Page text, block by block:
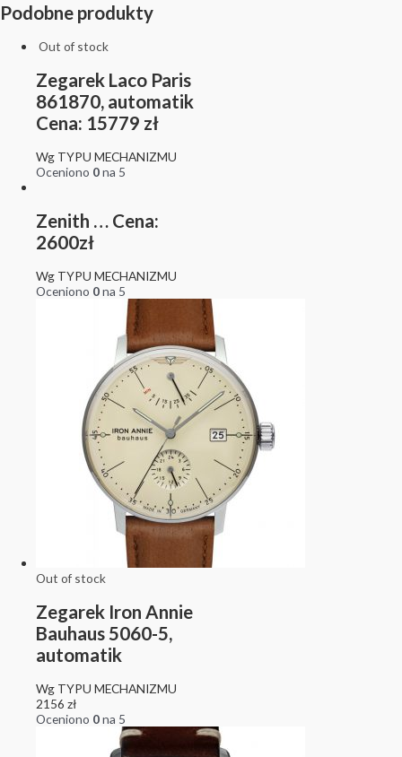
Podobne produkty
Out of stock
Zegarek Laco Paris
861870, automatik
Cena: 15779 zł
Wg TYPU MECHANIZMU
Oceniono 0na 5
Zenith … Cena:
2600zł
Wg TYPU MECHANIZMU
Oceniono 0na 5
Out of stock
Zegarek Iron Annie
Bauhaus 5060-5,
automatik
Wg TYPU MECHANIZMU
2156 zł
Oceniono 0na 5